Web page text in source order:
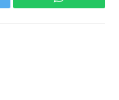
WhatsApp